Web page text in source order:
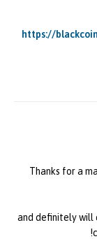
https://
Thanks for a
and definitely will